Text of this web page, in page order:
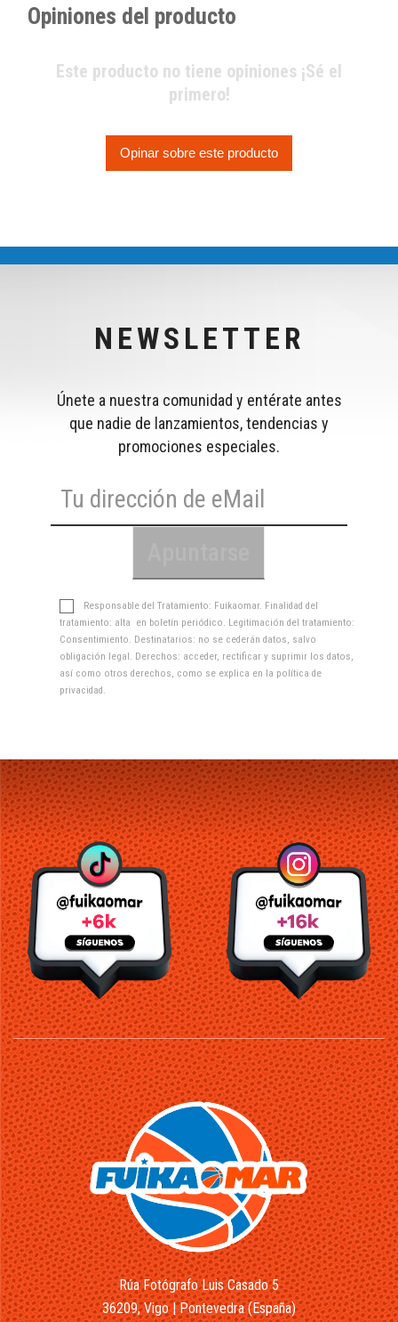
Opiniones del producto
Este producto no tiene opiniones ¡Sé el
primero!
Opinar sobre este producto
NEWSLETTER
Únete a nuestra comunidad y entérate antes
que nadie de lanzamientos, tendencias y
promociones especiales.
Responsable del Tratamiento: Fuikaomar. Finalidad del
tratamiento: alta en boletín periódico. Legitimación del tratamiento:
Consentimiento. Destinatarios: no se cederán datos, salvo
obligación legal. Derechos: acceder, rectificar y suprimir los datos,
así como otros derechos, como se explica en la política de
privacidad .
Rúa Fotógrafo Luis Casado 5
36209, Vigo | Pontevedra (España)